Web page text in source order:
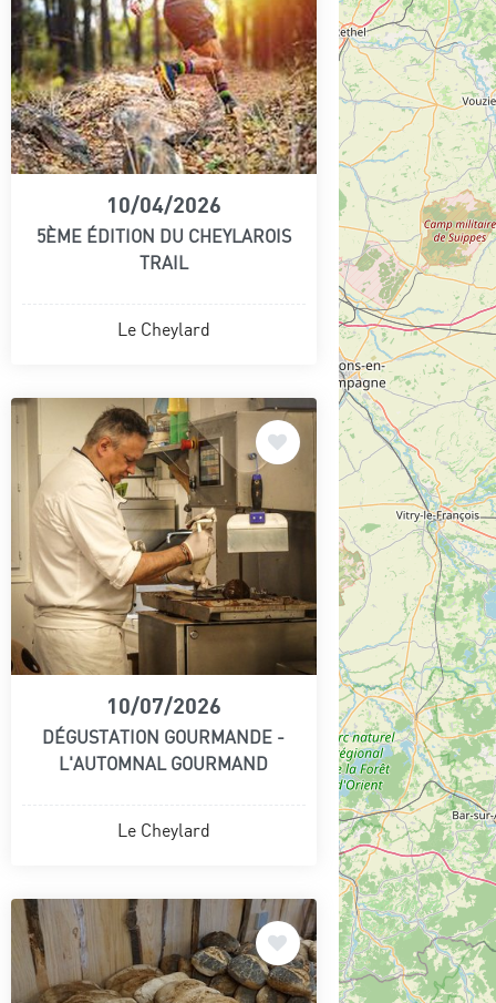
10/04/2026
5ÈME ÉDITION DU CHEYLAROIS
TRAIL
Le Cheylard
10/07/2026
DÉGUSTATION GOURMANDE -
L'AUTOMNAL GOURMAND
Le Cheylard